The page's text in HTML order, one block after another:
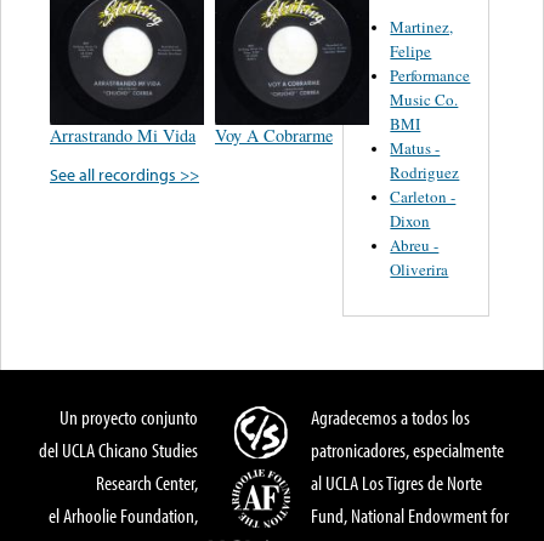
Arrastrando Mi Vida
Voy A Cobrarme
See all recordings >>
Martinez,
Felipe
Performance
Music Co.
BMI
Matus -
Rodriguez
Carleton -
Dixon
Abreu -
Oliverira
Un proyecto conjunto
del UCLA Chicano Studies
Research Center,
el Arhoolie Foundation,
Agradecemos a todos los
patronicadores, especialmente
al UCLA Los Tigres de Norte
Fund, National Endowment for